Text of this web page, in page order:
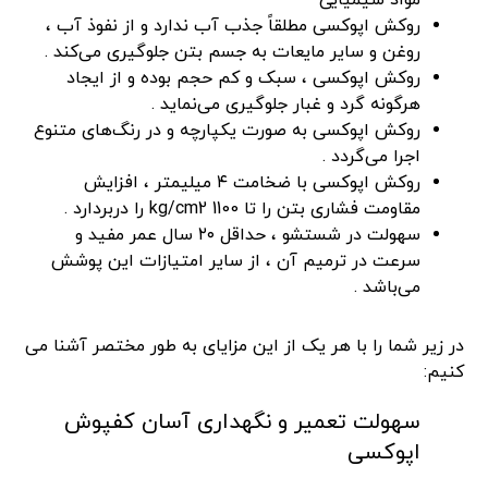
روکش اپوکسی مطلقاً جذب آب ندارد و از نفوذ آب ،
روغن و سایر مایعات به جسم بتن جلوگیری می‌کند .
روکش اپوکسی ، سبک و کم حجم بوده و از ایجاد
هرگونه گرد و غبار جلوگیری می‌نماید .
روکش اپوکسی به صورت یکپارچه و در رنگ‌های متنوع
اجرا می‌گردد .
روکش اپوکسی با ضخامت ۴ میلیمتر ، افزایش
مقاومت فشاری بتن را تا 1100 kg/cm2 را دربردارد .
سهولت در شستشو ، حداقل ۲۰ سال عمر مفید و
سرعت در ترمیم آن ، از سایر امتیازات این پوشش
می‌باشد .
در زیر شما را با هر یک از این مزایای به طور مختصر آشنا می
کنیم:
سهولت تعمیر و نگهداری آسان کفپوش
اپوکسی